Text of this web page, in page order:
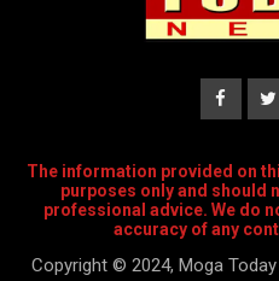
The information provided on
purposes only and should
professional advice. We do
accuracy of any
Copyright © 2024, Moga Today